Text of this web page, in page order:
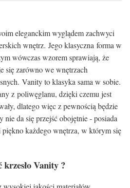
eleganckim wyglądem zachwyci
wnętrz. Jego klasyczna forma w
wówczas wzorem sprawiają, że
się zarówno we wnętrzach
Vanity to klasyka sama w sobie.
z poliwęglanu, dzięki czemu jest
dlatego więc z pewnością będzie
nie da się przejść obojętnie - posiada
każdego wnętrza, w którym się
Vanity ?